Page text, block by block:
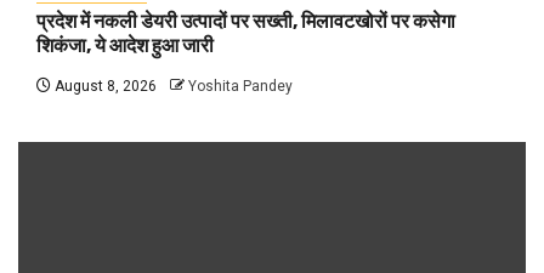
प्रदेश में नकली डेयरी उत्पादों पर सख्ती, मिलावटखोरों पर कसेगा
शिकंजा, ये आदेश हुआ जारी
August 8, 2026 Yoshita Pandey